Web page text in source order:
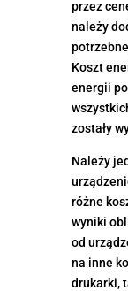
przez
należy
Koszt
energii
zostały
Należy
różne
wyniki
od
na inne
drukarki,